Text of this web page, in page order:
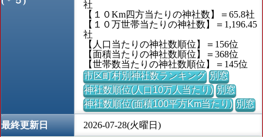
社
【１０Km四方当たりの神社数】＝65.8社
【１０万世帯当たりの神社数】＝1,196.45
社
【人口当たりの神社数順位】＝156位
【面積当たりの神社数順位】＝368位
【世帯数当たりの神社数順位】＝145位
市区町村別神社数ランキング 別窓
神社数順位(人口10万人当たり) 別窓
神社数順位(面積100平方Km当たり) 別窓
最終更新日
2026-07-28(火曜日)